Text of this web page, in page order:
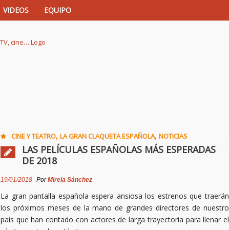
VIDEOS EQUIPO
CINE Y TEATRO, LA GRAN CLAQUETA ESPAÑOLA, NOTICIAS
LAS PELÍCULAS ESPAÑOLAS MÁS ESPERADAS
DE 2018
19/01/2018 PorMireia Sánchez
La gran pantalla española espera ansiosa los estrenos que traerán
los próximos meses de la mano de grandes directores de nuestro
país que han contado con actores de larga trayectoria para llenar el